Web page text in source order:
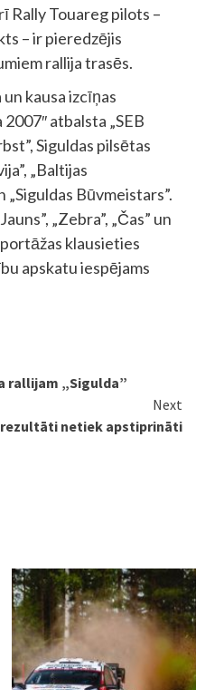
Rally Touareg pilots –
– ir pieredzējis
rallija trasēs.
kausa izcīņas
atbalsta „SEB
Siguldas pilsētas
„Baltijas
Būvmeistars”.
„Zebra”, „Čas” un
klausieties
apskatu iespējams
rallijam „Sigulda”
Next
rezultāti netiek apstiprināti